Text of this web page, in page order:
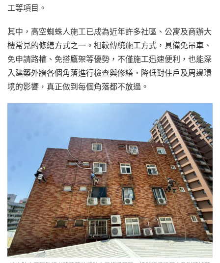
工等項目。
其中，高空蜘蛛人施工已成為近年許多社區、公寓及商辦大
樓常見的修繕方式之一。相較傳統施工方式，具備免吊車、
免申請路權、免搭鷹架等優勢，不僅施工迅速便利，也能深
入建築外牆各個角落進行檢查與修繕，降低對住戶及周邊環
境的影響，真正做到每個角落都不放過。